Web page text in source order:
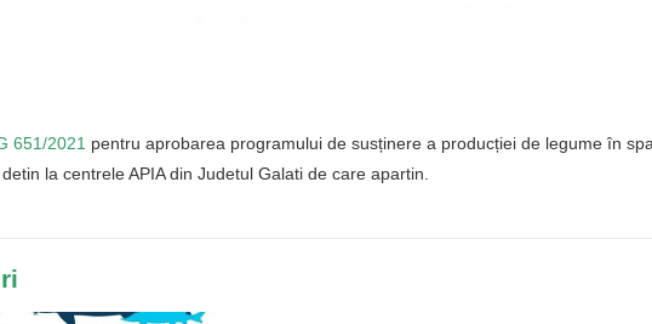
651/2021 pentru aprobarea programului de susținere a producției de legume în
la centrele APIA din Judetul Galati de care apartin.